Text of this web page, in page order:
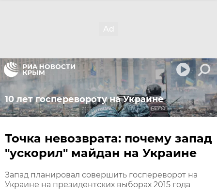
10 лет госперевороту на Украине
Точка невозврата: почему запад
"ускорил" майдан на Украине
Запад планировал совершить госпереворот на
Украине на президентских выборах 2015 года